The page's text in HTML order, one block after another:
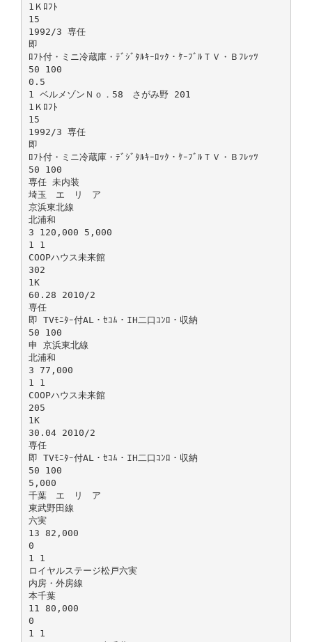
1Ｋﾛﾌﾄ
15
1992/3 専任
即
ﾛﾌﾄ付・ミニ冷蔵庫・ﾃﾞｼﾞﾀﾙｷｰﾛｯｸ・ｹｰﾌﾞﾙＴＶ・Ｂﾌﾚｯﾂ
50 100
0.5
1 ベルメゾンＮｏ．58 さがみ野 201
1Ｋﾛﾌﾄ
15
1992/3 専任
即
ﾛﾌﾄ付・ミニ冷蔵庫・ﾃﾞｼﾞﾀﾙｷｰﾛｯｸ・ｹｰﾌﾞﾙＴＶ・Ｂﾌﾚｯﾂ
50 100
専任 未内装
埼玉 エ リ ア
京浜東北線
北浦和
3 120,000 5,000
1 1
COOPハウス未来館
302
1K
60.28 2010/2
専任
即 TVﾓﾆﾀｰ付AL・ｾｺﾑ・IH二口ｺﾝﾛ・収納
50 100
申 京浜東北線
北浦和
3 77,000
1 1
COOPハウス未来館
205
1K
30.04 2010/2
専任
即 TVﾓﾆﾀｰ付AL・ｾｺﾑ・IH二口ｺﾝﾛ・収納
50 100
5,000
千葉 エ リ ア
東武野田線
六実
13 82,000
0
1 1
ロイヤルステージ松戸六実
内房・外房線
本千葉
11 80,000
0
1 1